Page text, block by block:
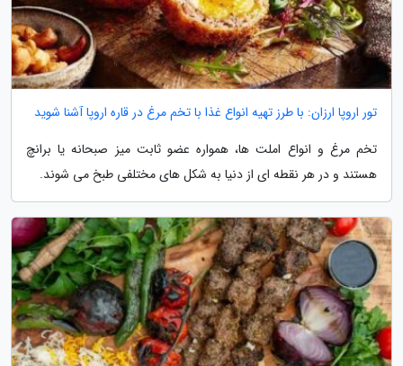
تور اروپا ارزان: با طرز تهیه انواع غذا با تخم مرغ در قاره اروپا آشنا شوید
تخم مرغ و انواع املت ها، همواره عضو ثابت میز صبحانه یا برانچ
هستند و در هر نقطه ای از دنیا به شکل های مختلفی طبخ می شوند.